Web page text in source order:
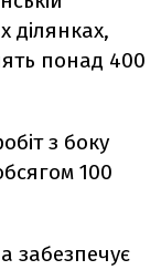
ділянках,
понад 400
з боку
100
забезпечує